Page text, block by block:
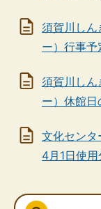
須賀川しん
ー）行事予
須賀川しん
ー）休館日
文化セン
4月1日使用